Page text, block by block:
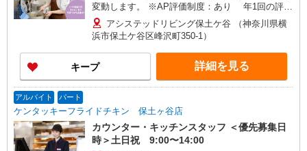
変動します。 ※AP評価制度：あり 年1回の評価
により時給を見直します。 ※アルバイト賞与（寸
志）：あり 年2回。勤続年数により金額UP。
アシステッドリビング保土ケ谷 （神奈川県横
浜市保土ケ谷区峰沢町350-1）
キープ 詳細を見る
アルバイト パート
ケンタッキーフライドチキン 保土ヶ谷店
カウンター・キッチンスタッフ ＜優先募集日
時＞土日祝 9:00〜14:00